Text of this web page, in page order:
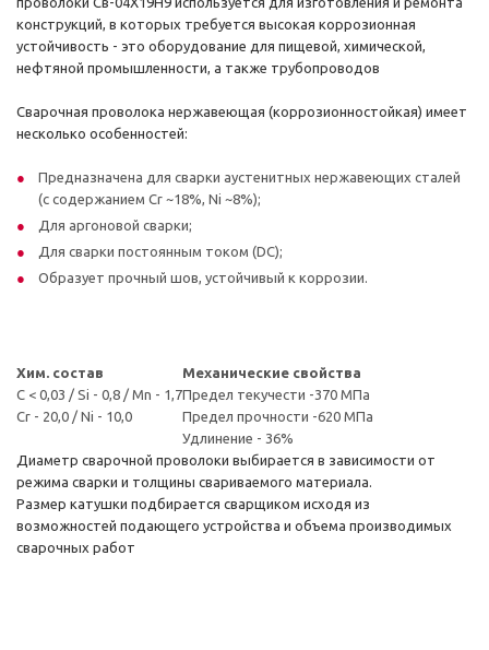
конструкций, в которых требуется высокая коррозионная
устойчивость - это оборудование для пищевой, химической,
нефтяной промышленности, а также трубопроводов
Сварочная проволока нержавеющая (коррозионностойкая) имеет
несколько особенностей:
Предназначена для сварки аустенитных нержавеющих сталей
(с содержанием Cr ~18%, Ni ~8%);
Для аргоновой сварки;
Для сварки постоянным током (DC);
Образует прочный шов, устойчивый к коррозии.
Хим. состав
Механические свойства
С < 0,03 / Si - 0,8 / Mn - 1,7Предел текучести -370 МПа
Cr - 20,0 / Ni - 10,0
Предел прочности -620 МПа
Удлинение - 36%
Диаметр сварочной проволоки выбирается в зависимости от
режима сварки и толщины свариваемого материала.
Размер катушки подбирается сварщиком исходя из
возможностей подающего устройства и объема производимых
сварочных работ